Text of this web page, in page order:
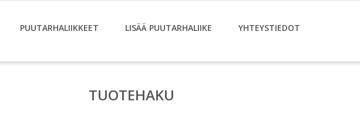
PUUTARHALIIKKEET LISÄÄ PUUTARHALIIKE YHTEYSTIEDOT
TUOTEHAKU